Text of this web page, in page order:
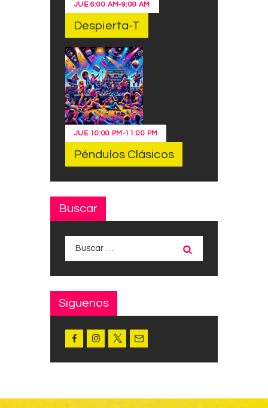
JUE 6:00 AM-9:00 AM
Despierta-T
JUE 10:00 PM -11:00 PM
Péndulos Clásicos
Buscar
Siguenos